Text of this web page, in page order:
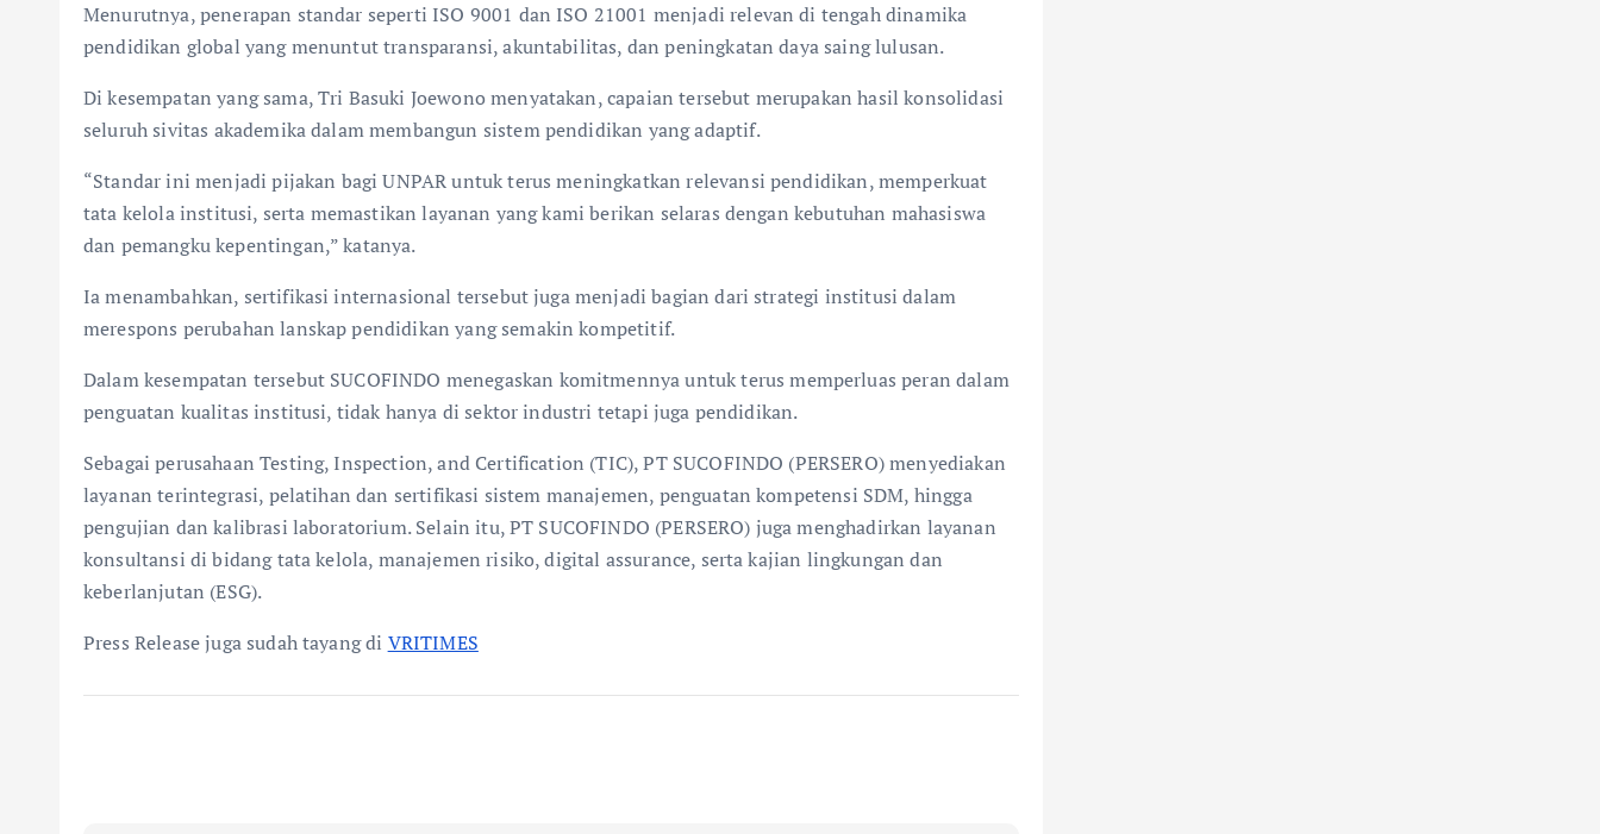
Menurutnya, penerapan standar seperti ISO 9001 dan ISO 21001 menjadi relevan di tengah dinamika
pendidikan global yang menuntut transparansi, akuntabilitas, dan peningkatan daya saing lulusan.
Di kesempatan yang sama, Tri Basuki Joewono menyatakan, capaian tersebut merupakan hasil konsolidasi
seluruh sivitas akademika dalam membangun sistem pendidikan yang adaptif.
“Standar ini menjadi pijakan bagi UNPAR untuk terus meningkatkan relevansi pendidikan, memperkuat
tata kelola institusi, serta memastikan layanan yang kami berikan selaras dengan kebutuhan mahasiswa
dan pemangku kepentingan,” katanya.
Ia menambahkan, sertifikasi internasional tersebut juga menjadi bagian dari strategi institusi dalam
merespons perubahan lanskap pendidikan yang semakin kompetitif.
Dalam kesempatan tersebut SUCOFINDO menegaskan komitmennya untuk terus memperluas peran dalam
penguatan kualitas institusi, tidak hanya di sektor industri tetapi juga pendidikan.
Sebagai perusahaan Testing, Inspection, and Certification (TIC), PT SUCOFINDO (PERSERO) menyediakan
layanan terintegrasi, pelatihan dan sertifikasi sistem manajemen, penguatan kompetensi SDM, hingga
pengujian dan kalibrasi laboratorium. Selain itu, PT SUCOFINDO (PERSERO) juga menghadirkan layanan
konsultansi di bidang tata kelola, manajemen risiko, digital assurance, serta kajian lingkungan dan
keberlanjutan (ESG).
Press Release juga sudah tayang di VRITIMES